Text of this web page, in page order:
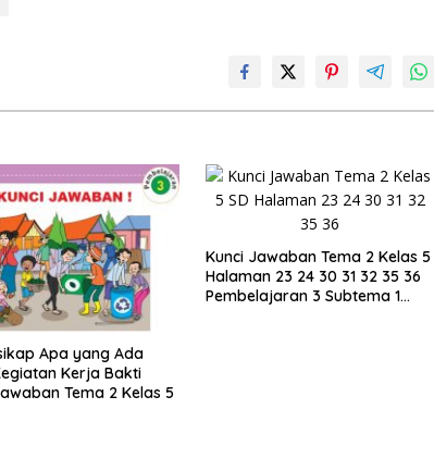
Apa yang Ada
Kerja Bakti
Tema 2 Kelas 5
Kunci Jawaban Tema 2 Kelas 5
Halaman 23 24 30 31 32 35 36
Pembelajaran 3 Subtema 1